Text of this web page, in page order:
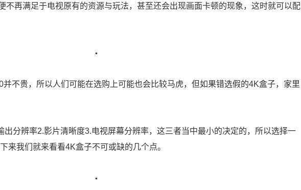
不再满足于电视原有的资源与玩法，甚至还会出现画面卡顿的现象，这时就可以配
并不贵，所以人们可能在选购上可能也会比较马虎，但如果错选假的4K盒子，家里
出分辨率2.影片清晰度3.电视屏幕分辨率，这三者当中最小的决定的，所以选择一
来我们就来看看4K盒子不可或缺的几个点。